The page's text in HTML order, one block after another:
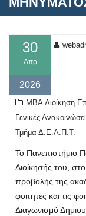
30
Απρ
2026
MBA Διοίκηση
Γενικές
Τμήμα Δ.Ε.Α.Π.Τ.
Το Πανεπιστήμιο
Διοίκησής του,
προβολής της
φοιτητές και τις
Διαγωνισμό